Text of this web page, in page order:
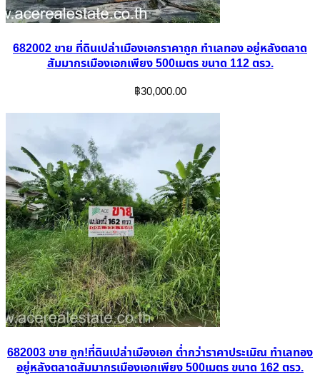
682002 ขาย ที่ดินเปล่าเมืองเอกราคาถูก ทำเลทอง อยู่หลังตลาด
สัมมากรเมืองเอกเพียง 500เมตร ขนาด 112 ตรว.
฿30,000.00
682003 ขาย ถูก!ที่ดินเปล่าเมืองเอก ต่ำกว่าราคาประเมิณ ทำเลทอง
อยู่หลังตลาดสัมมากรเมืองเอกเพียง 500เมตร ขนาด 162 ตรว.